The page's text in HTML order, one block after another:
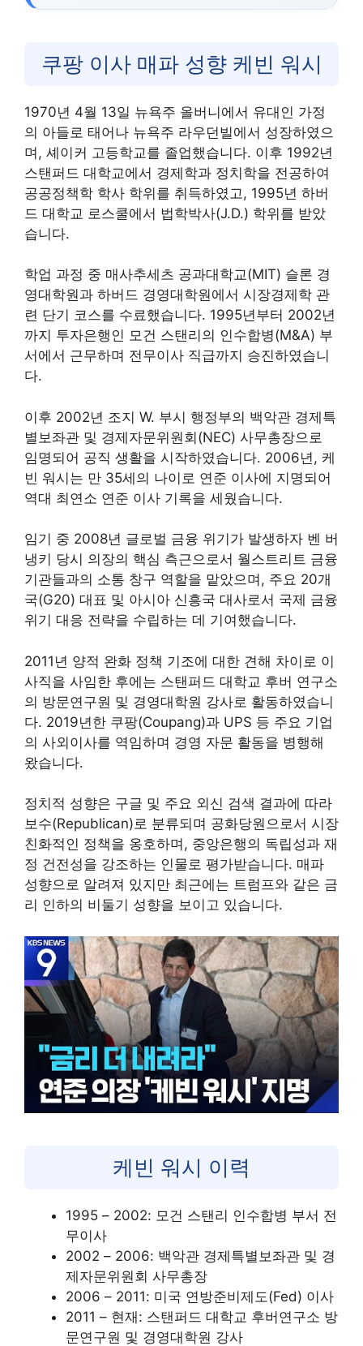
쿠팡 이사 매파 성향 케빈 워시
1970년 4월 13일 뉴욕주 올버니에서 유대인 가정
의 아들로 태어나 뉴욕주 라우던빌에서 성장하였으
며, 셰이커 고등학교를 졸업했습니다. 이후 1992년
스탠퍼드 대학교에서 경제학과 정치학을 전공하여
공공정책학 학사 학위를 취득하였고, 1995년 하버
드 대학교 로스쿨에서 법학박사(J.D.) 학위를 받았
습니다.
학업 과정 중 매사추세츠 공과대학교(MIT) 슬론 경
영대학원과 하버드 경영대학원에서 시장경제학 관
련 단기 코스를 수료했습니다. 1995년부터 2002년
까지 투자은행인 모건 스탠리의 인수합병(M&A) 부
서에서 근무하며 전무이사 직급까지 승진하였습니
다.
이후 2002년 조지 W. 부시 행정부의 백악관 경제특
별보좌관 및 경제자문위원회(NEC) 사무총장으로
임명되어 공직 생활을 시작하였습니다. 2006년, 케
빈 워시는 만 35세의 나이로 연준 이사에 지명되어
역대 최연소 연준 이사 기록을 세웠습니다.
임기 중 2008년 글로벌 금융 위기가 발생하자 벤 버
냉키 당시 의장의 핵심 측근으로서 월스트리트 금융
기관들과의 소통 창구 역할을 맡았으며, 주요 20개
국(G20) 대표 및 아시아 신흥국 대사로서 국제 금융
위기 대응 전략을 수립하는 데 기여했습니다.
2011년 양적 완화 정책 기조에 대한 견해 차이로 이
사직을 사임한 후에는 스탠퍼드 대학교 후버 연구소
의 방문연구원 및 경영대학원 강사로 활동하였습니
다. 2019년한 쿠팡(Coupang)과 UPS 등 주요 기업
의 사외이사를 역임하며 경영 자문 활동을 병행해
왔습니다.
정치적 성향은 구글 및 주요 외신 검색 결과에 따라
보수(Republican)로 분류되며 공화당원으로서 시장
친화적인 정책을 옹호하며, 중앙은행의 독립성과 재
정 건전성을 강조하는 인물로 평가받습니다. 매파
성향으로 알려져 있지만 최근에는 트럼프와 같은 금
리 인하의 비둘기 성향을 보이고 있습니다.
케빈 워시 이력
1995 – 2002: 모건 스탠리 인수합병 부서 전
무이사
2002 – 2006: 백악관 경제특별보좌관 및 경
제자문위원회 사무총장
2006 – 2011: 미국 연방준비제도(Fed) 이사
2011 – 현재: 스탠퍼드 대학교 후버연구소 방
문연구원 및 경영대학원 강사